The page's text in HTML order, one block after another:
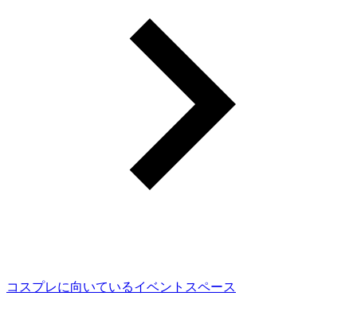
コスプレに向いているイベントスペース